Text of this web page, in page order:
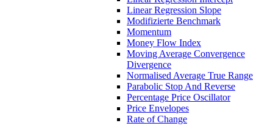
Linear Regression Slope
Modifizierte Benchmark
Momentum
Money Flow Index
Moving Average Convergence
Divergence
Normalised Average True Range
Parabolic Stop And Reverse
Percentage Price Oscillator
Price Envelopes
Rate of Change